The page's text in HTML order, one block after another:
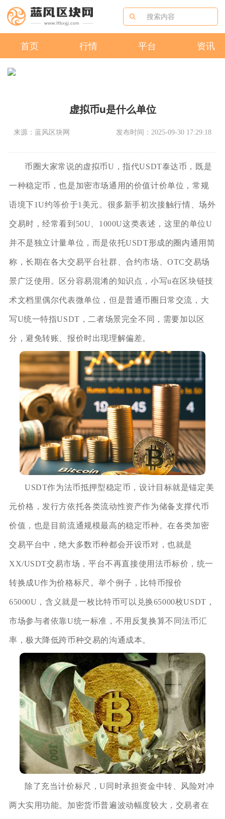
首页 行情 平台 资讯
虚拟币u是什么单位
来源：蓝风区块网 发布时间：2025-09-30 17:29:18
币圈大家常说的虚拟币U，指代USDT泰达币，既是
一种稳定币，也是加密市场通用的价值计价单位，常规
语境下1U约等价于1美元。很多新手初次接触行情、场外
交易时，经常看到50U、1000U这类表述，这里的单位U
并不是独立计量单位，而是依托USDT形成的圈内通用简
称，长期在各大交易平台社群、合约市场、OTC交易场
景广泛使用。区分容易混淆的知识点，小写u在区块链技
术文档里偶尔代表微单位，但是普通币圈日常交流，大
写U统一特指USDT，二者场景完全不同，需要加以区
分，避免转账、报价时出现理解偏差。
USDT作为法币抵押型稳定币，设计目标就是锚定美
元价格，发行方依托各类流动性资产作为储备支撑代币
价值，也是目前流通规模最高的稳定币种。在各类加密
交易平台中，绝大多数币种都会开设币对，也就是
XX/USDT交易市场，平台不再直接使用法币标价，统一
转换成U作为价格标尺。举个例子，比特币报价
65000U，含义就是一枚比特币可以兑换65000枚USDT，
市场参与者依靠U统一标准，不用反复换算不同法币汇
率，极大降低跨币种交易的沟通成本。
除了充当计价标尺，U同时承担资金中转、风险对冲
两大实用功能。加密货币普遍波动幅度较大，交易者在